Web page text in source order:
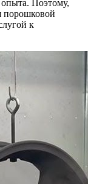
Поэтому,
порошковой
к